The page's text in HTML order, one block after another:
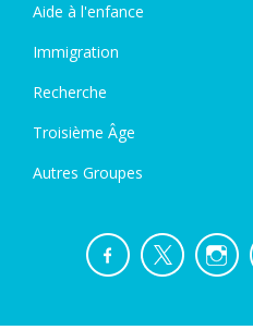
Aide à l'enfance
Immigration
Recherche
Troisième Âge
Autres Groupes